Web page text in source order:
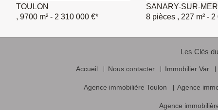
TOULON
, 9700 m² - 2 310 000 €*
SANARY-SUR-MER
8 pièces , 227 m² - 2
Les Clés
Accueil Nous contacter Immobilier Var
Agence immobilière Toulon Agence
Agence